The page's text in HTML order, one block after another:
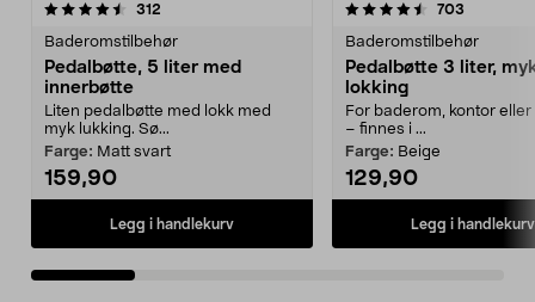
312
Baderomstilbehør
Pedalbøtte, 5 liter med
innerbøtte
Liten pedalbøtte med lokk med
myk lukking. Sø...
Farge: Matt svart
159,90
Legg i handlekurv
4.5 av 5 stjerner 703
Baderomstilbehør
Pedalbøtte 3 liter,
lokking
For baderom, kontor eller
– finnes i ...
Farge: Beige
129,90
Legg i handlekurv
3.5 av 5 stjerner